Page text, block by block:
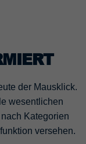
der Mausklick.
wesentlichen
Kategorien
versehen.